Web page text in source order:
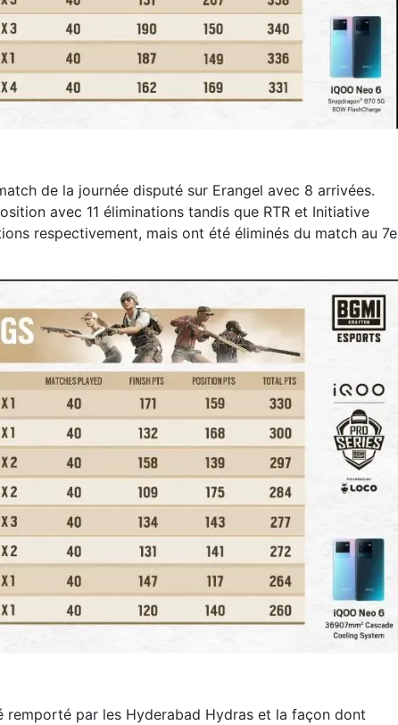
de la journée disputé sur Erangel avec 8 arrivées.
avec 11 éliminations tandis que RTR et Initiative
respectivement, mais ont été éliminés du match au 7e
remporté par les Hyderabad Hydras et la façon dont